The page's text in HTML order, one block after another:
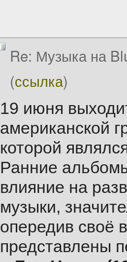
Re: Музыка на
(ссылка)
19 июня
американской
которой
Ранние
влияние на
музыки,
опередив своё
представлены